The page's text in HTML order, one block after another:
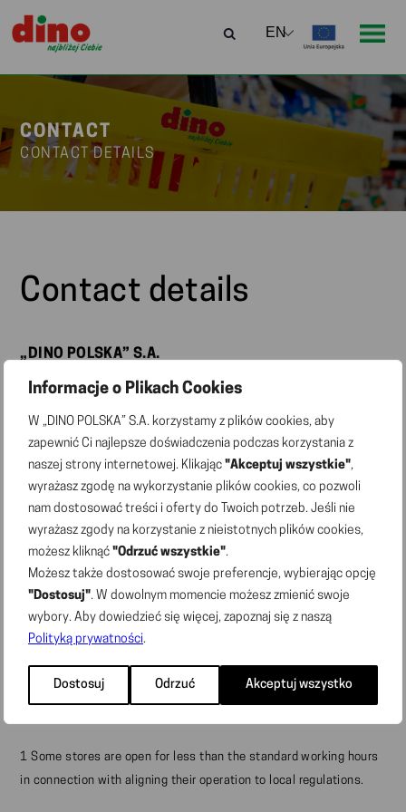
Informacje o Plikach Cookies
W „DINO POLSKA” S.A. korzystamy z plików cookies, aby
zapewnić Ci najlepsze doświadczenia podczas korzystania z
naszej strony internetowej. Klikając "Akceptuj wszystkie",
wyrażasz zgodę na wykorzystanie plików cookies, co pozwoli
nam dostosować treści i oferty do Twoich potrzeb. Jeśli nie
wyrażasz zgody na korzystanie z nieistotnych plików cookies,
możesz kliknąć "Odrzuć wszystkie".
Możesz także dostosować swoje preferencje, wybierając opcję
"Dostosuj". W dowolnym momencie możesz zmienić swoje
wybory. Aby dowiedzieć się więcej, zapoznaj się z naszą
Polityką prywatności.
Dostosuj Odrzuć Akceptuj wszystko
CONTACT
CONTACT DETAILS
Contact details
„DINO POLSKA” S.A.
ul. Ostrowska 122
tel: +48 62 72 55 400
sekretariat@marketdino.pl
NIP no. 6211766191, REGON no. 300820828
„DINO POLSKA” S.A. was registered in the National Court
Registry under KRS no. 0000408273.
The share capital of the Company is PLN 9,804,000.
Dino stores across Poland are open Monday to
1 Some stores are open for less than the standard working hours
in connection with aligning their operation to local regulations.